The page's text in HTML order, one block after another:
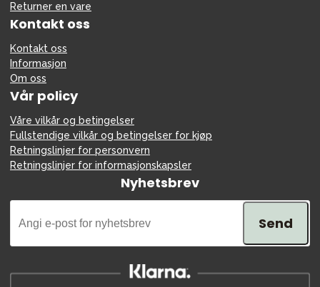
Returner en vare
Kontakt oss
Kontakt oss
Informasjon
Om oss
Vår policy
Våre vilkår og betingelser
Fullstendige vilkår og betingelser for kjøp
Retningslinjer for personvern
Retningslinjer for informasjonskapsler
Nyhetsbrev
Send